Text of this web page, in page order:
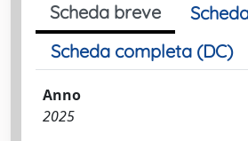
Scheda breve
Scheda completa (DC)
Anno
2025